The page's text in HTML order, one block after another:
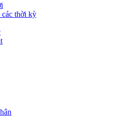
các thời kỳ